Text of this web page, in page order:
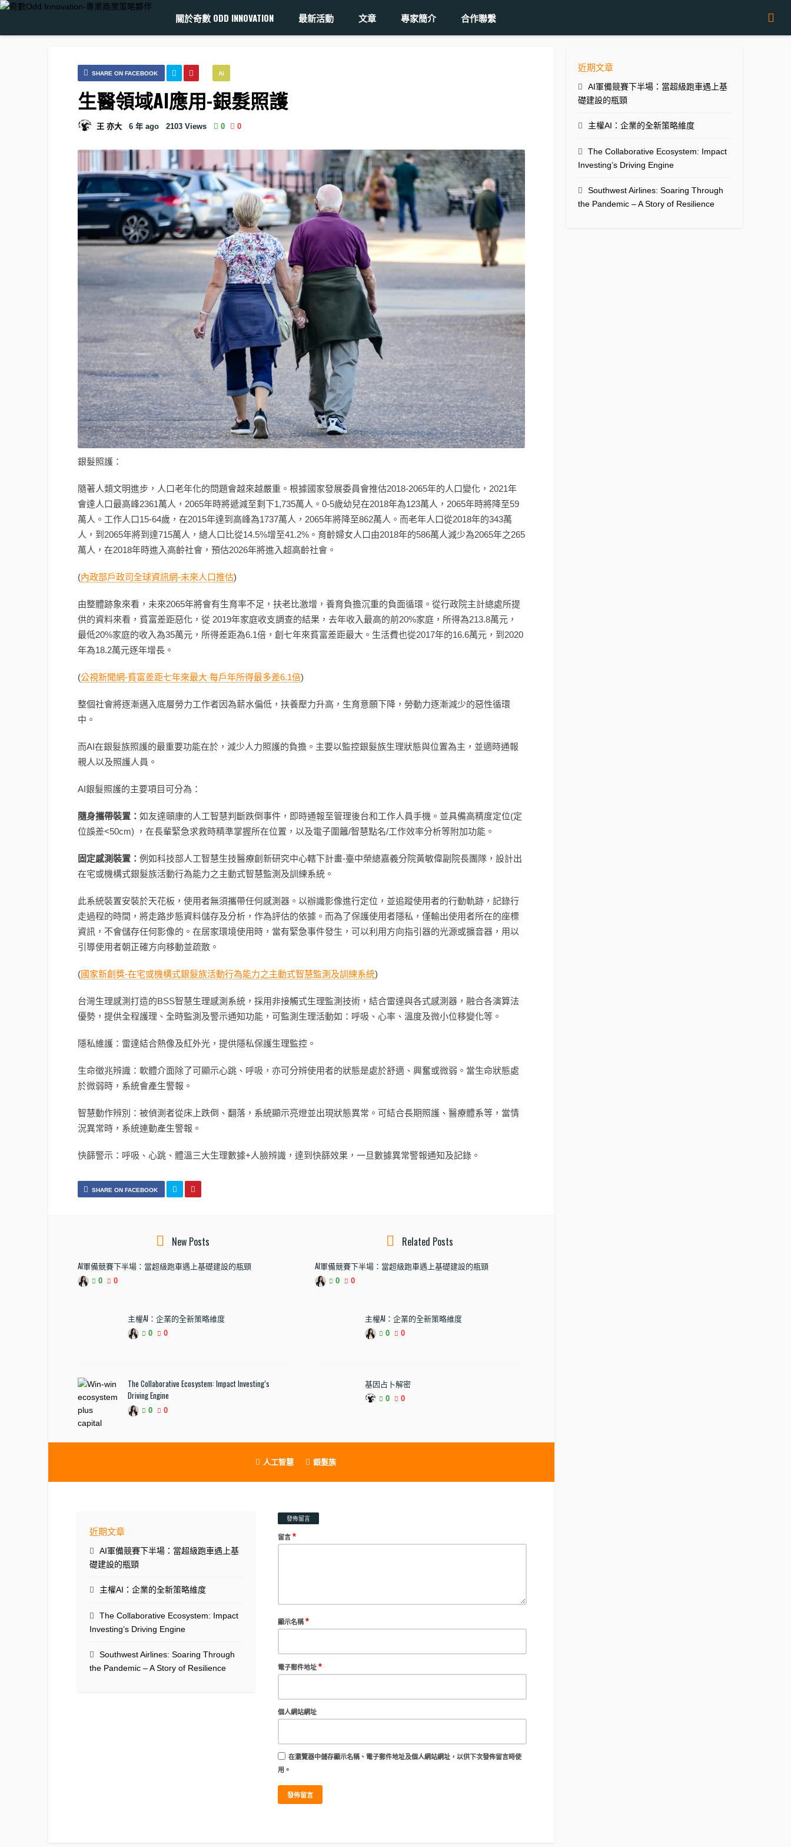
關於奇數 ODD INNOVATION 最新活動 文章 專家簡介 合作聯繫
AI
SHARE ON FACEBOOK
生醫領域AI應用-銀髮照護
王 亦大 6 年 ago 2103 Views 0 0
銀髮照護：
隨著人類文明進步，人口老年化的問題會越來越嚴重。根據國家發展委員會推估2018-2065年的人口變化，2021年
會達人口最高峰2361萬人，2065年時將遞減至剩下1,735萬人。0-5歲幼兒在2018年為123萬人，2065年時將降至59
萬人。工作人口15-64歲，在2015年達到高峰為1737萬人，2065年將降至862萬人。而老年人口從2018年的343萬
人，到2065年將到達715萬人，總人口比從14.5%增至41.2%。育齡婦女人口由2018年的586萬人減少為2065年之265
萬人，在2018年時進入高齡社會，預估2026年將進入超高齡社會。
(內政部戶政司全球資訊網-未來人口推估)
由整體跡象來看，未來2065年將會有生育率不足，扶老比激增，養育負擔沉重的負面循環。從行政院主計總處所提
供的資料來看，貧富差距惡化，從 2019年家庭收支調查的結果，去年收入最高的前20%家庭，所得為213.8萬元，
最低20%家庭的收入為35萬元，所得差距為6.1倍，創七年來貧富差距最大。生活費也從2017年的16.6萬元，到2020
年為18.2萬元逐年增長。
(公視新聞網-貧富差距七年來最大 每戶年所得最多差6.1倍)
整個社會將逐漸邁入底層勞力工作者因為薪水偏低，扶養壓力升高，生育意願下降，勞動力逐漸減少的惡性循環
中。
而AI在銀髮族照護的最重要功能在於，減少人力照護的負擔。主要以監控銀髮族生理狀態與位置為主，並適時通報
親人以及照護人員。
AI銀髮照護的主要項目可分為：
隨身攜帶裝置： 如友達頤康的人工智慧判斷跌倒事件，即時通報至管理後台和工作人員手機。並具備高精度定位(定
位誤差<50cm) ，在長輩緊急求救時精準掌握所在位置，以及電子圍籬/智慧點名/工作效率分析等附加功能。
固定感測裝置： 例如科技部人工智慧生技醫療創新研究中心轄下計畫-臺中榮總嘉義分院黃敏偉副院長團隊，設計出
在宅或機構式銀髮族活動行為能力之主動式智慧監測及訓練系統。
此系統裝置安裝於天花板，使用者無須攜帶任何感測器。以辦識影像進行定位，並追蹤使用者的行動軌跡，記錄行
走過程的時間，將走路步態資料儲存及分析，作為評估的依據。而為了保護使用者隱私，僅輸出使用者所在的座標
資訊，不會儲存任何影像的。在居家環境使用時，當有緊急事件發生，可以利用方向指引器的光源或擴音器，用以
引導使用者朝正確方向移動並疏散。
(國家新創獎-在宅或機構式銀髮族活動行為能力之主動式智慧監測及訓練系統)
台灣生理感測打造的BSS智慧生理感測系統，採用非接觸式生理監測技術，結合雷達與各式感測器，融合各演算法
優勢，提供全程護理、全時監測及警示通知功能，可監測生理活動如：呼吸、心率、溫度及微小位移變化等。
隱私維護：雷達結合熱像及紅外光，提供隱私保護生理監控。
生命徵兆辨識：軟體介面除了可顯示心跳、呼吸，亦可分辨使用者的狀態是處於舒適、興奮或微弱。當生命狀態處
於微弱時，系統會產生警報。
智慧動作辨別：被偵測者從床上跌倒、翻落，系統顯示亮燈並出現狀態異常。可結合長期照護、醫療體系等，當情
況異常時，系統連動產生警報。
快篩警示：呼吸、心跳、體溫三大生理數據+人臉辨識，達到快篩效果，一旦數據異常警報通知及記錄。
SHARE ON FACEBOOK
New Posts
AI軍備競賽下半場：當超級跑車遇上基礎建設的瓶頸
0 0
主權AI：企業的全新策略維度
0 0
The Collaborative Ecosystem: Impact Investing’s
Driving Engine
0 0
Related Posts
AI軍備競賽下半場：當超級跑車遇上基礎建設的瓶頸
0 0
主權AI：企業的全新策略維度
0 0
基因占卜解密
0 0
人工智慧 銀髮族
近期文章
AI軍備競賽下半場：當超級跑車遇上基
礎建設的瓶頸
主權AI：企業的全新策略維度
The Collaborative Ecosystem: Impact
Investing’s Driving Engine
Southwest Airlines: Soaring Through
the Pandemic – A Story of Resilience
發佈留言
留言 *
顯示名稱 *
電子郵件地址 *
個人網站網址
在瀏覽器中儲存顯示名稱、電子郵件地址及個人網站網址，以供下次發佈留言時使
用。
近期文章
AI軍備競賽下半場：當超級跑車遇上基
礎建設的瓶頸
主權AI：企業的全新策略維度
The Collaborative Ecosystem: Impact
Investing’s Driving Engine
Southwest Airlines: Soaring Through
the Pandemic – A Story of Resilience